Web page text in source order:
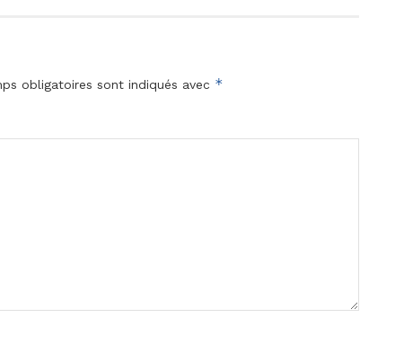
obligatoires sont indiqués avec *